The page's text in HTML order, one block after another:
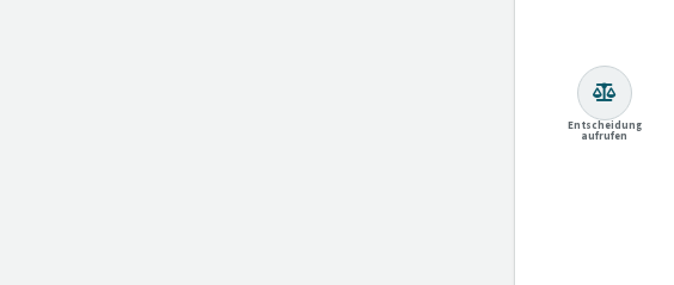
Entscheidung
aufrufen